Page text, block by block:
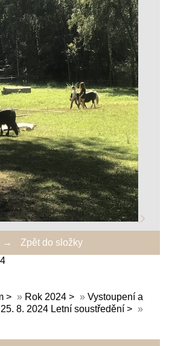
→
Zpět do složky
» Rok 2024 » Vystoupení a
8. 2024 Letní soustředění
»